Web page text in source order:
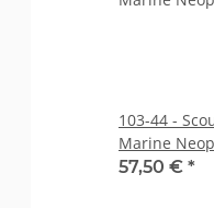
103-44 -
Marine
57,50 € *